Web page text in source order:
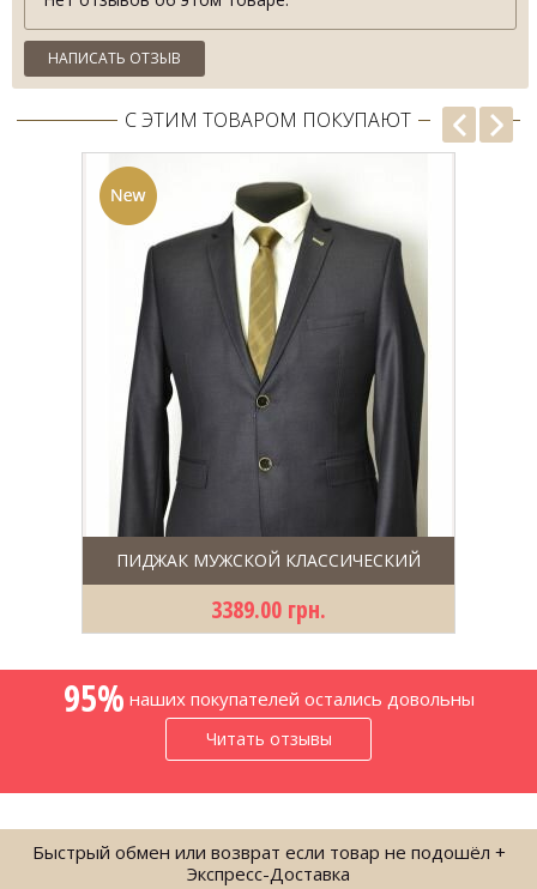
вБутике Fashion Wear напрямую от фабрики Sergio Ellini
Киев по Супер Скидке до 75%.
НАПИСАТЬ ОТЗЫВ
С ЭТИМ ТОВАРОМ ПОКУПАЮТ
ПИДЖАК МУЖСКОЙ КЛАССИЧЕСКИЙ
3389.00 грн.
95% наших покупателей остались довольны
Читать отзывы
Быстрый обмен или возврат если товар не подошёл +
Экспресс-Доставка